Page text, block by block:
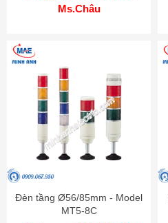
Ms.Châu
Đèn tầng Ø56/85mm - Model
MT5-8C